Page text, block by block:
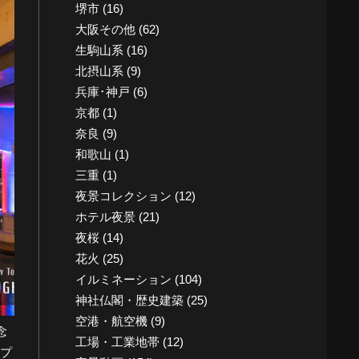
堺市(16)
大阪その他(62)
生駒山系 (16)
北摂山系 (9)
兵庫･神戸 (6)
京都(1)
奈良 (9)
和歌山 (1)
三重(1)
夜景コレクション (12)
ホテル夜景(21)
夜桜(14)
花火 (25)
イルミネーション (104)
神社仏閣・歴史建築(25)
空港・航空機(9)
工場・工業地帯(12)